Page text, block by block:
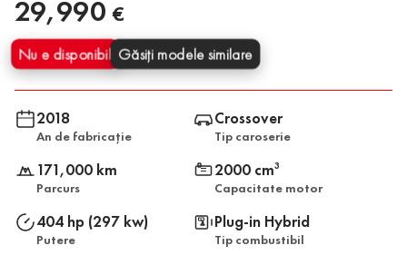
29,990 €
Nu e disponibil Găsiți modele similare
2018
An de fabricație
Crossover
Tip caroserie
171,000 km
Parcurs
2000 cm3
Capacitate motor
404 hp (297 kw)
Putere
Plug-in Hybrid
Tip combustibil